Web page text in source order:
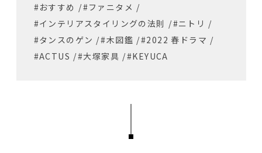
#おすすめ /#ファニタメ /
#インテリアスタイリングの法則 /#ニトリ /
#タンスのゲン /#木図鑑 /#2022 春ドラマ /
#ACTUS /#大塚家具 /#KEYUCA